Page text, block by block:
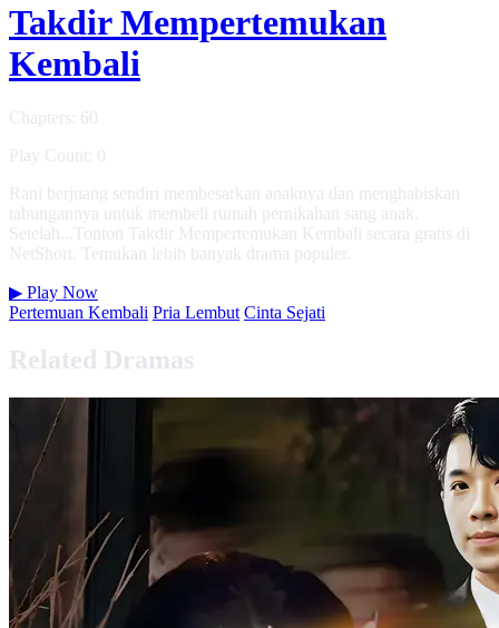
Takdir Mempertemukan
Kembali
Chapters: 60
Play Count: 0
Rani berjuang sendiri membesarkan anaknya dan menghabiskan
tabungannya untuk membeli rumah pernikahan sang anak.
Setelah...Tonton Takdir Mempertemukan Kembali secara gratis di
NetShort. Temukan lebih banyak drama populer.
▶ Play Now
Pertemuan Kembali Pria Lembut Cinta Sejati
Related Dramas